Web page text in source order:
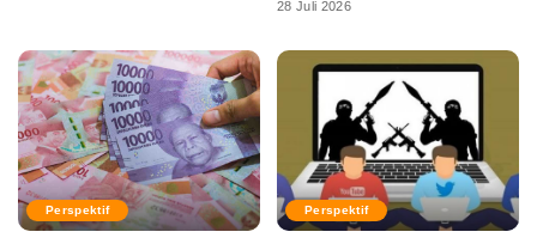
28 Juli 2026
Perspektif Perspektif